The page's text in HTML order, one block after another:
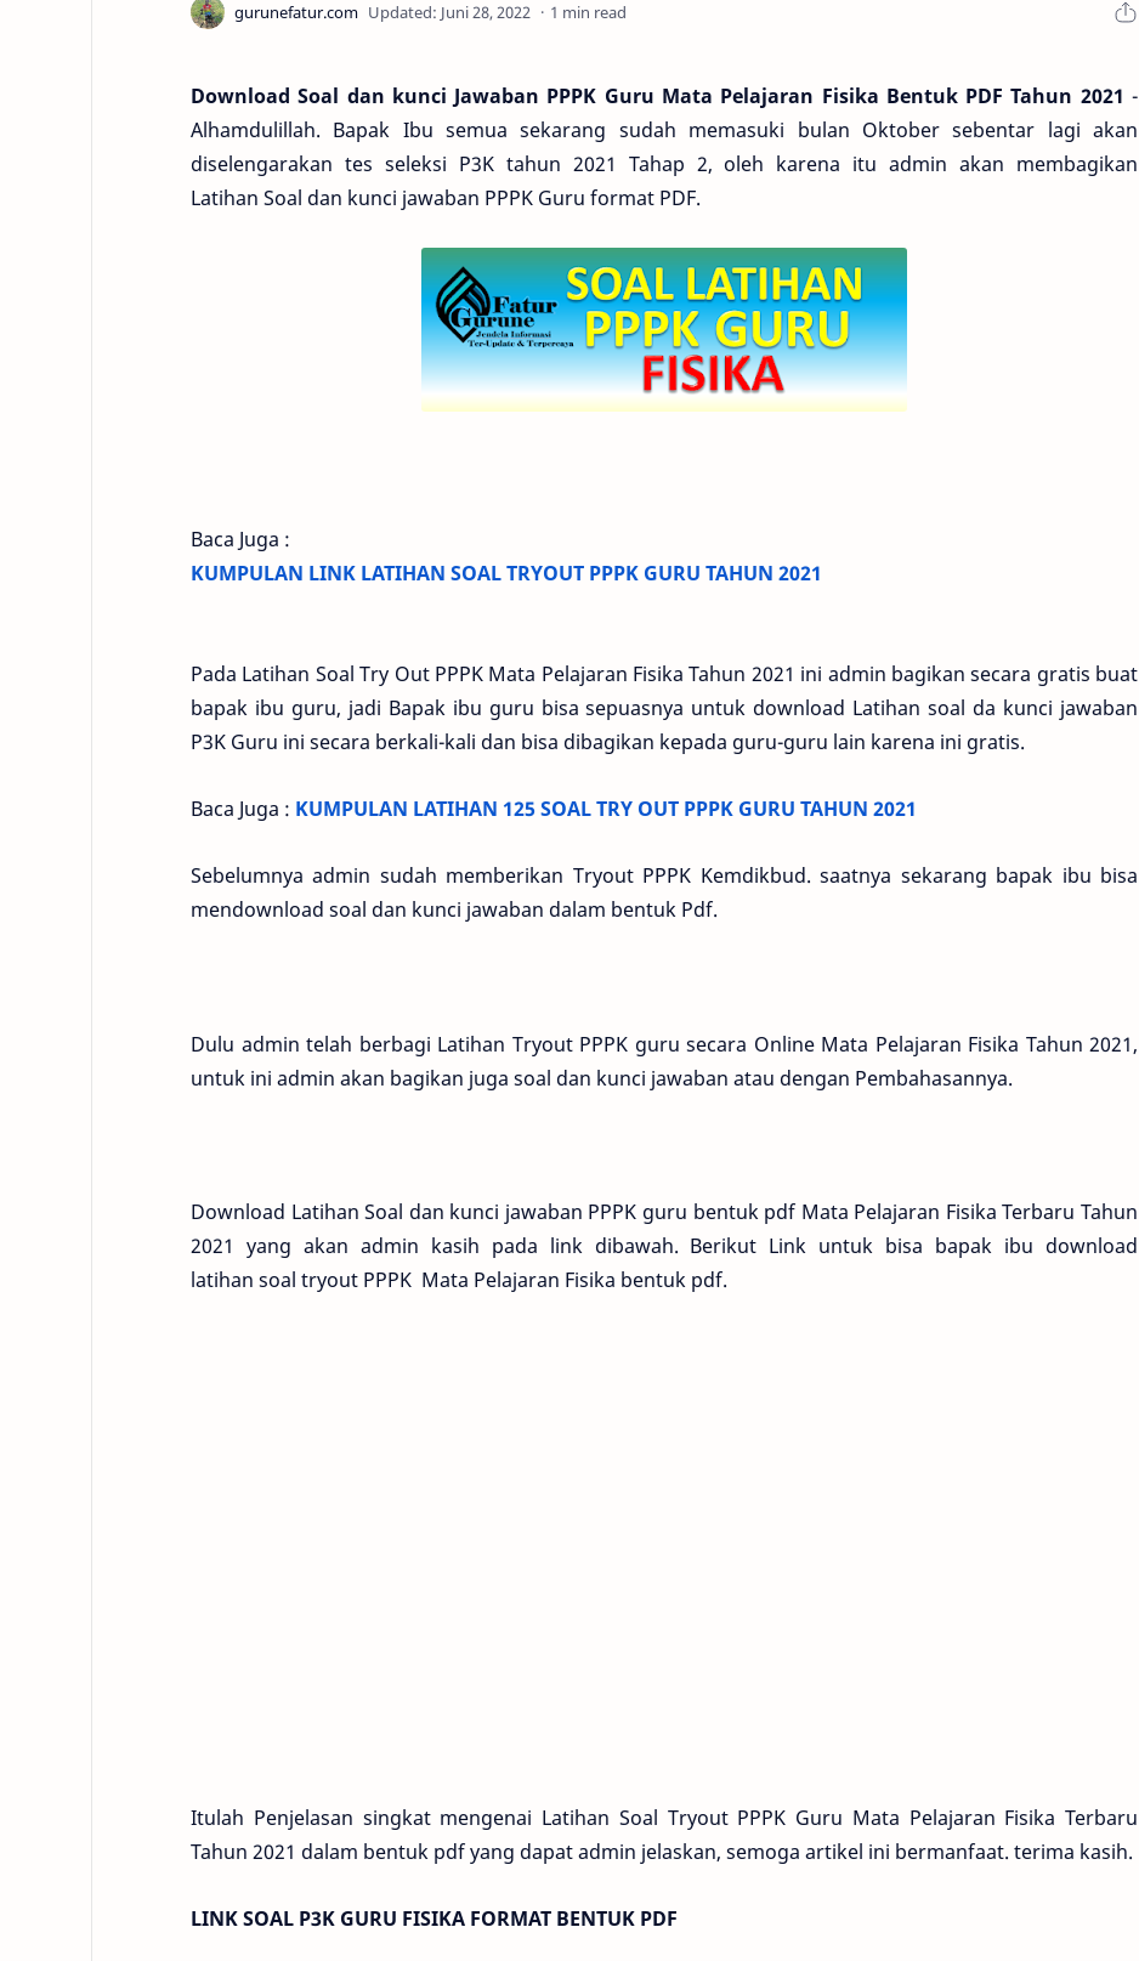
1 min read
Download Soal dan kunci Jawaban PPPK Guru Mata Pelajaran Fisika Bentuk PDF Tahun 2021 -
Alhamdulillah. Bapak Ibu semua sekarang sudah memasuki bulan Oktober sebentar lagi akan
diselengarakan tes seleksi P3K tahun 2021 Tahap 2, oleh karena itu admin akan membagikan
Latihan Soal dan kunci jawaban PPPK Guru format PDF.
Baca Juga :
KUMPULAN LINK LATIHAN SOAL TRYOUT PPPK GURU TAHUN 2021
Pada Latihan Soal Try Out PPPK Mata Pelajaran Fisika Tahun 2021 ini admin bagikan secara gratis buat
bapak ibu guru, jadi Bapak ibu guru bisa sepuasnya untuk download Latihan soal da kunci jawaban
P3K Guru ini secara berkali-kali dan bisa dibagikan kepada guru-guru lain karena ini gratis.
Baca Juga : KUMPULAN LATIHAN 125 SOAL TRY OUT PPPK GURU TAHUN 2021
Sebelumnya admin sudah memberikan Tryout PPPK Kemdikbud. saatnya sekarang bapak ibu bisa
mendownload soal dan kunci jawaban dalam bentuk Pdf.
Dulu admin telah berbagi Latihan Tryout PPPK guru secara Online Mata Pelajaran Fisika Tahun 2021,
untuk ini admin akan bagikan juga soal dan kunci jawaban atau dengan Pembahasannya.
Download Latihan Soal dan kunci jawaban PPPK guru bentuk pdf Mata Pelajaran Fisika Terbaru Tahun
2021 yang akan admin kasih pada link dibawah. Berikut Link untuk bisa bapak ibu download
latihan soal tryout PPPK Mata Pelajaran Fisika bentuk pdf.
Itulah Penjelasan singkat mengenai Latihan Soal Tryout PPPK Guru Mata Pelajaran Fisika Terbaru
Tahun 2021 dalam bentuk pdf yang dapat admin jelaskan, semoga artikel ini bermanfaat. terima kasih.
LINK SOAL P3K GURU FISIKA FORMAT BENTUK PDF